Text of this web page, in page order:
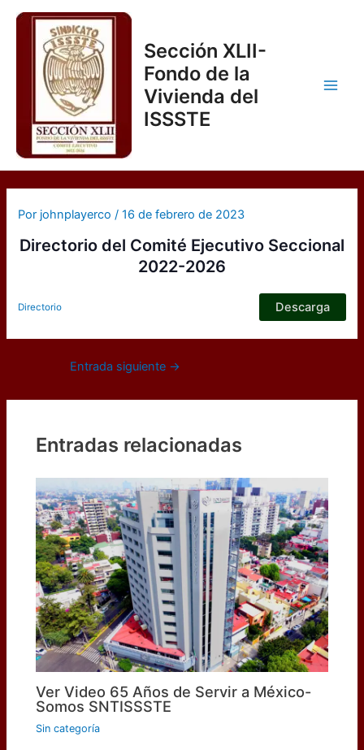
contenido
Sección XLII-
Fondo de la
Vivienda del
ISSSTE
Por johnplayerco/16 de febrero de 2023
Directorio del Comité Ejecutivo Seccional
2022-2026
Directorio Descarga
Navegación
entradas
Entrada siguiente →
Entradas relacionadas
Ver Video 65 Años de Servir a México-
Somos SNTISSSTE
Sin categoría